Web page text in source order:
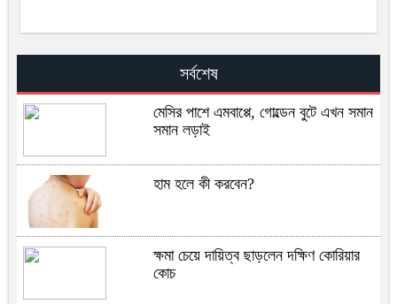
সর্বশেষ
মেসির পাশে এমবাপ্পে, গোল্ডেন বুটে এখন সমান
সমান লড়াই
হাম হলে কী করবেন?
ক্ষমা চেয়ে দায়িত্ব ছাড়লেন দক্ষিণ কোরিয়ার
কোচ